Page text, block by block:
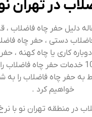
در تهران
دلیل حفر چاه فاضلاب ،
دستی ، حفر چاه
کاری یا چاه کهنه ،
ریزشی و صفر تا 100 خدمات حفر چاه
به حفر چاه فاضلاب را به
خواهیم کرد .
در منطقه تهران نو با